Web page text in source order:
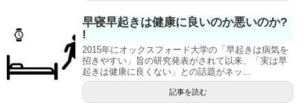
早寝早起きは健康に良いのか悪いのか?
!
2015年にオックスフォード大学の「早起きは病気を
招きやすい」旨の研究発表がされて以来、「実は早
起きは健康に良くない」との話題がネッ...
記事を読む